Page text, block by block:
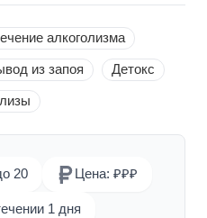
алкоголизма
из запоя Детокс
20 Цена: ₽₽₽
1 дня